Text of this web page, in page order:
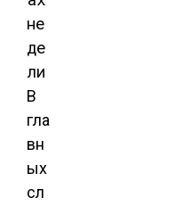
В
гла
вн
ых
сл